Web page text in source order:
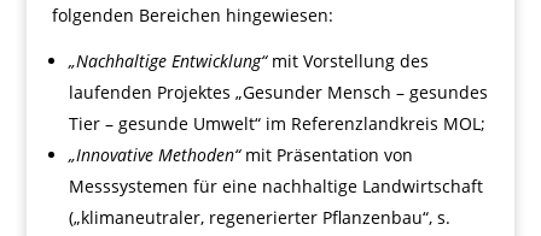
folgenden Bereichen hingewiesen:
„Nachhaltige Entwicklung“mit Vorstellung des
laufenden Projektes „Gesunder Mensch – gesundes
Tier – gesunde Umwelt“ im Referenzlandkreis MOL;
„Innovative Methoden“mit Präsentation von
Messsystemen für eine nachhaltige Landwirtschaft
(„klimaneutraler, regenerierter Pflanzenbau“, s.